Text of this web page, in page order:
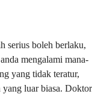
serius boleh berlaku,
mengalami mana-
yang tidak teratur,
yang luar biasa. Doktor